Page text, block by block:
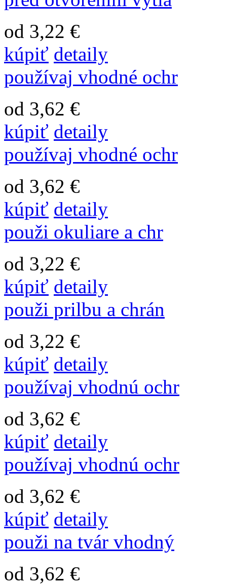
od 3,22 €
kúpiť detaily
používaj vhodné ochr
od 3,62 €
kúpiť detaily
používaj vhodné ochr
od 3,62 €
kúpiť detaily
použi okuliare a chr
od 3,22 €
kúpiť detaily
použi prilbu a chrán
od 3,22 €
kúpiť detaily
používaj vhodnú ochr
od 3,62 €
kúpiť detaily
používaj vhodnú ochr
od 3,62 €
kúpiť detaily
použi na tvár vhodný
od 3,62 €